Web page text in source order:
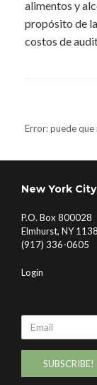
alimentos y
propósito de
costos de
Error: puede
New York
P.O. Box 800028
Elmhurst, NY
(917) 336-0605
Login
Email